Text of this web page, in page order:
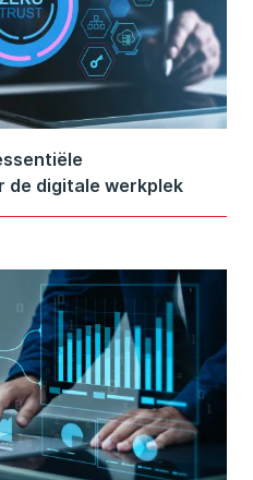
de digitale werkplek